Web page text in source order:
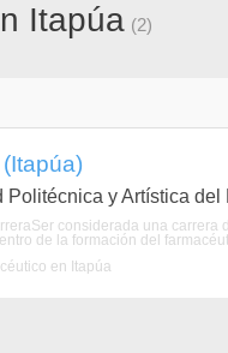
Itapúa (2)
Politécnica y Artística del
considerada una carrera
de la formación del
en Itapúa